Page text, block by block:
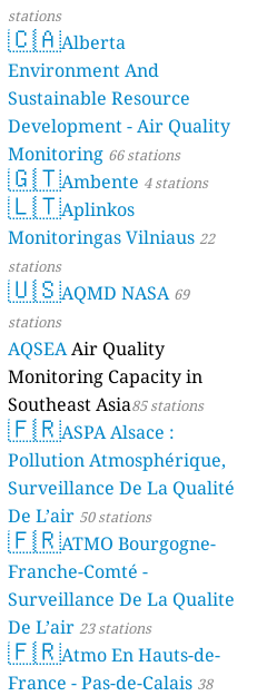
stations
🇨🇦Alberta
Environment And
Sustainable Resource
Development - Air Quality
Monitoring 66 stations
🇬🇹Ambente 4 stations
🇱🇹Aplinkos
Monitoringas Vilniaus 22
stations
🇺🇸AQMD NASA 69
stations
AQSEAAir Quality
Monitoring Capacity in
Southeast Asia85 stations
🇫🇷ASPA Alsace :
Pollution Atmosphérique,
Surveillance De La Qualité
De L’air 50 stations
🇫🇷ATMO Bourgogne-
Franche-Comté -
Surveillance De La Qualite
De L’air 23 stations
🇫🇷Atmo En Hauts-de-
France - Pas-de-Calais 38